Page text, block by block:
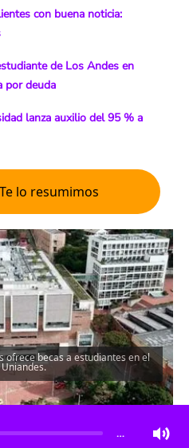
con buena noticia:
de Los Andes en
por deuda
lanza auxilio del 95 % a
Te lo resumimos
ofrece becas a estudiantes en el
el artículo
…